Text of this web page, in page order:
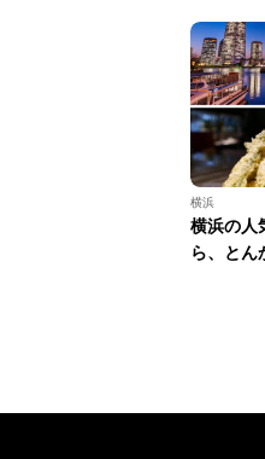
横浜
横浜の人
ら、とん